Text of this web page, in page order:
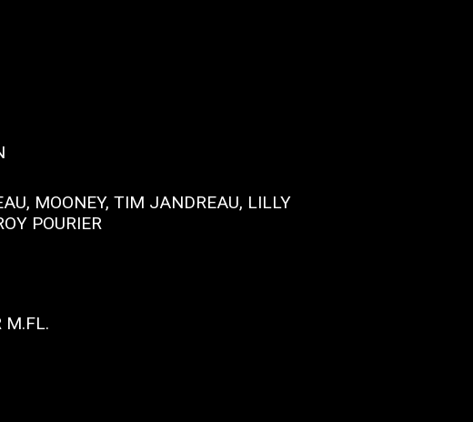
MOONEY, TIM JANDREAU, LILLY
POURIER
M.FL.